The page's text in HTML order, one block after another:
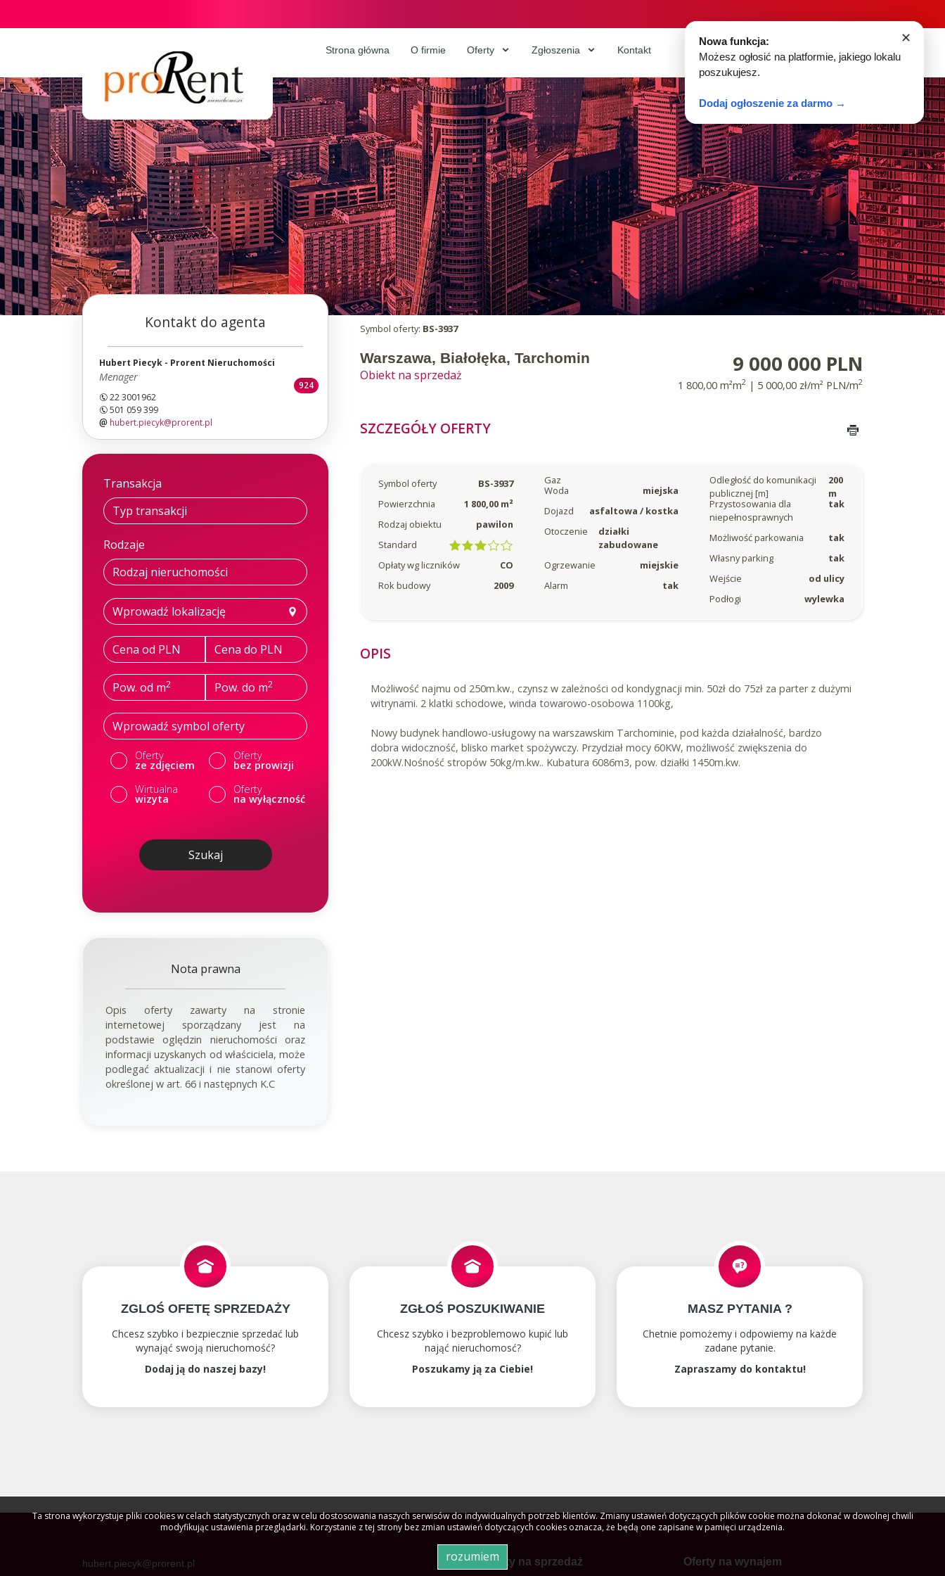
✕
Nowa funkcja:
Możesz ogłosić na platformie, jakiego lokalu
poszukujesz.
Dodaj ogłoszenie za darmo →
Strona główna O firmie Oferty Zgłoszenia Kontakt
Kontakt do agenta
Hubert Piecyk - Prorent Nieruchomości
Menager
22 3001962
501 059 399
hubert.piecyk@prorent.pl
924
Transakcja
Rodzaje
Cena od PLN Cena do PLN
Pow. od m2 Pow. do m2
Oferty
ze zdjęciem
Oferty
bez prowizji
Wirtualna
wizyta
Oferty
na wyłączność
Szukaj
Nota prawna
Opis oferty zawarty na stronie
internetowej sporządzany jest na
podstawie oględzin nieruchomości oraz
informacji uzyskanych od właściciela, może
podlegać aktualizacji i nie stanowi oferty
określonej w art. 66 i następnych K.C
Symbol oferty: BS-3937
Warszawa, Białołęka, Tarchomin
Obiekt na sprzedaż 9 000 000 PLN
1 800,00 m²m2 | 5 000,00 zł/m² PLN/m2
SZCZEGÓŁY OFERTY
Symbol oferty
BS-3937
Powierzchnia
1 800,00 m²
Rodzaj obiektu
pawilon
Standard
Opłaty wg liczników
CO
Rok budowy
2009
Gaz
Woda
miejska
Dojazd
asfaltowa / kostka
Otoczenie
działki
zabudowane
Ogrzewanie
miejskie
Alarm
tak
Odległość do komunikacji
publicznej [m]
200
m
Przystosowania dla
niepełnosprawnych
tak
Możliwość parkowania
tak
Własny parking
tak
Wejście
od ulicy
Podłogi
wylewka
OPIS
Możliwość najmu od 250m.kw., czynsz w zależności od kondygnacji min. 50zł do 75zł za parter z dużymi
witrynami. 2 klatki schodowe, winda towarowo-osobowa 1100kg,
Nowy budynek handlowo-usługowy na warszawskim Tarchominie, pod każda działalność, bardzo
dobra widoczność, blisko market spożywczy. Przydział mocy 60KW, możliwość zwiększenia do
200kW.Nośność stropów 50kg/m.kw.. Kubatura 6086m3, pow. działki 1450m.kw.
ZGLOŚ OFETĘ SPRZEDAŻY
Chcesz szybko i bezpiecznie sprzedać lub
wynająć swoją nieruchomość?
Dodaj ją do naszej bazy!
ZGŁOŚ POSZUKIWANIE
Chcesz szybko i bezproblemowo kupić lub
nająć nieruchomosć?
Poszukamy ją za Ciebie!
MASZ PYTANIA ?
Chetnie pomożemy i odpowiemy na każde
zadane pytanie.
Zapraszamy do kontaktu!
hubert.piecyk@prorent.pl
Oferty na sprzedaż Oferty na wynajem
Ta strona wykorzystuje pliki cookies w celach statystycznych oraz w celu dostosowania naszych serwisów do indywidualnych potrzeb klientów. Zmiany ustawień dotyczących plików cookie można dokonać w dowolnej chwili
modyfikując ustawienia przeglądarki. Korzystanie z tej strony bez zmian ustawień dotyczących cookies oznacza, że będą one zapisane w pamięci urządzenia.
rozumiem